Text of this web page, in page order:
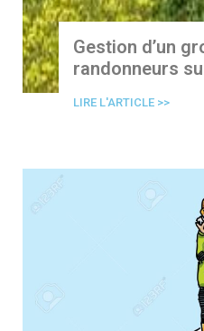
Gestion d’un
randonneurs
LIRE L'ARTICLE >>